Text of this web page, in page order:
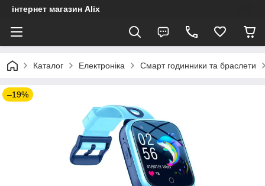
інтернет магазин Alix
Каталог Електроніка Смарт годинники та браслети
–19%